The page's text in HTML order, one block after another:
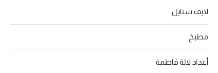
لايف ستايل
مطبخ
أعداد لالة فاطمة